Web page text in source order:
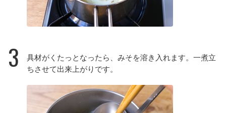
3
具材がくたっとなったら、みそを溶き入れます。一煮立
ちさせて出来上がりです。